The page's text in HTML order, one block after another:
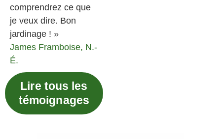
comprendrez ce que
je veux dire. Bon
jardinage ! »
James Framboise, N.-
É.
Lire tous les
témoignages